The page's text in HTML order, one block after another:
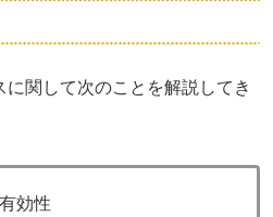
関して次のことを解説してき
効性